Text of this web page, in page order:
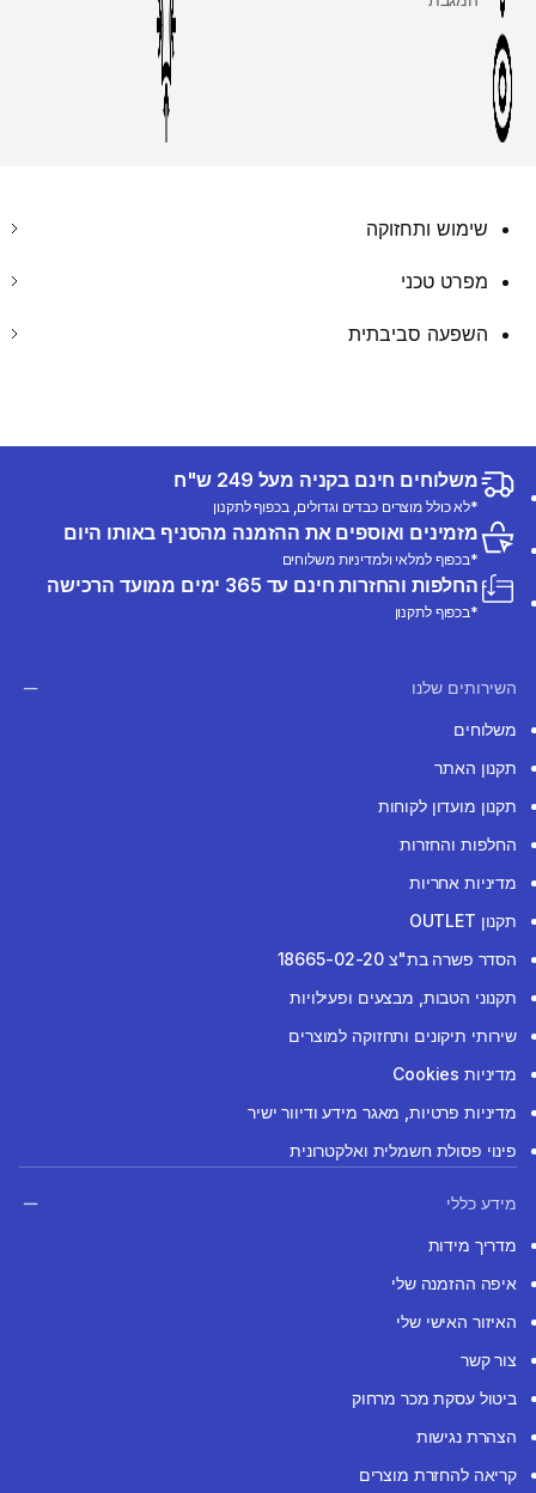
שימוש ותחזוקה
מפרט טכני
השפעה סביבתית
משלוחים חינם בקניה מעל 249 ש"ח
*לא כולל מוצרים כבדים וגדולים, בכפוף לתקנון
מזמינים ואוספים את ההזמנה מהסניף באותו היום
*בכפוף למלאי ולמדיניות משלוחים
החלפות והחזרות חינם עד 365 ימים ממועד הרכישה
*בכפוף לתקנון
השירותים שלנו
משלוחים
תקנון האתר
תקנון מועדון לקוחות
החלפות והחזרות
מדיניות אחריות
תקנון OUTLET
הסדר פשרה בת"צ 18665-02-20
תקנוני הטבות, מבצעים ופעילויות
שירותי תיקונים ותחזוקה למוצרים
מדיניות Cookies
מדיניות פרטיות, מאגר מידע ודיוור ישיר
פינוי פסולת חשמלית ואלקטרונית
מידע כללי
מדריך מידות
איפה ההזמנה שלי
האיזור האישי שלי
צור קשר
ביטול עסקת מכר מרחוק
הצהרת נגישות
קריאה להחזרת מוצרים